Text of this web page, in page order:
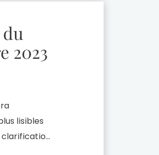
2023
lisibles
clarification